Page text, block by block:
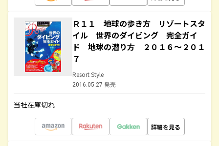
Ｒ１１ 地球の歩き方 リゾートスタ
イル 世界のダイビング 完全ガイ
ド 地球の潜り方 ２０１６～２０１
７
Resort Style
2016.05.27 発売
当社在庫切れ
詳細を見る